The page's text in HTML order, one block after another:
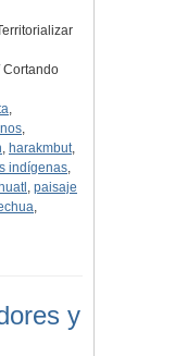
Cortando
,
,
, harakmbut,
indígenas,
, paisaje
,
y